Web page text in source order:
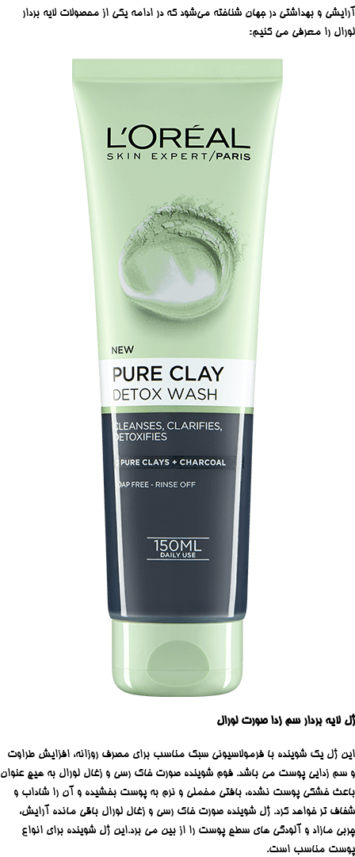
آرایشی و بهداشتی در جهان شناخته می‌شود که در ادامه یکی از محصولات لایه بردار
لورال را معرفی می کنیم:
ژل لایه بردار سم زدا صورت لورال
این ژل یک شوینده با فرمولاسیونی سبک مناسب برای مصرف روزانه، افزایش طراوت
و سم زدایی پوست می باشد. فوم شوینده صورت خاک رسی و زغال لورال به هیچ عنوان
باعث خشکی پوست نشده، بافتی مخملی و نرم به پوست بخشیده و آن را شاداب و
شفاف تر خواهد کرد. ژل شوینده صورت خاک رسی و زغال لورال باقی مانده آرایش،
چربی مازاد و آلودگی های سطح پوست را از بین می برد.این ژل شوینده برای انواع
پوست مناسب است.